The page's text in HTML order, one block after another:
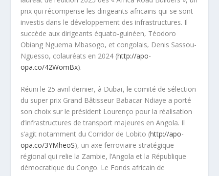
prix qui récompense les dirigeants africains qui se sont
investis dans le développement des infrastructures. Il
succède aux dirigeants équato-guinéen, Téodoro
Obiang Nguema Mbasogo, et congolais, Denis Sassou-
Nguesso, colauréats en 2024 (http://apo-
opa.co/42WomBx).
Réuni le 25 avril dernier, à Dubaï, le comité de sélection
du super prix Grand Bâtisseur Babacar Ndiaye a porté
son choix sur le président Lourenço pour la réalisation
d’infrastructures de transport majeures en Angola. Il
s’agit notamment du Corridor de Lobito (http://apo-
opa.co/3YMheoS), un axe ferroviaire stratégique
régional qui relie la Zambie, l’Angola et la République
démocratique du Congo. Le Fonds africain de